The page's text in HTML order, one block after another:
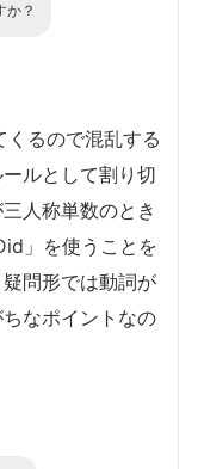
か？
るので混乱する
ルとして割り切
人称単数のとき
」を使うことを
問形では動詞が
なポイントなの